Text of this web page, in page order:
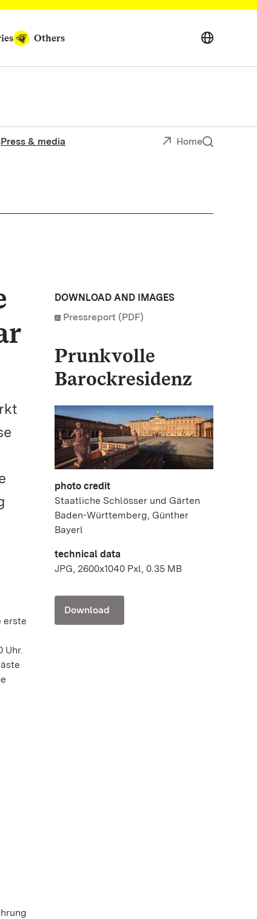
Others
Press & media Home
erste
Uhr.
DOWNLOAD AND IMAGES
Pressreport (PDF)
Prunkvolle
Barockresidenz
photo credit
Staatliche Schlösser und Gärten
Baden-Württemberg, Günther
Bayerl
technical data
JPG, 2600x1040 Pxl, 0.35 MB
Download